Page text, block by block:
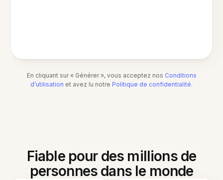
En cliquant sur « Générer », vous acceptez nos Conditions
d’utilisation et avez lu notre Politique de confidentialité.
Fiable pour des millions de
personnes dans le monde